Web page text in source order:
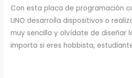
Con esta placa de programación
UNO desarrolla dispositivos o
muy sencilla y olvídate de diseñar
importa si eres hobbista,